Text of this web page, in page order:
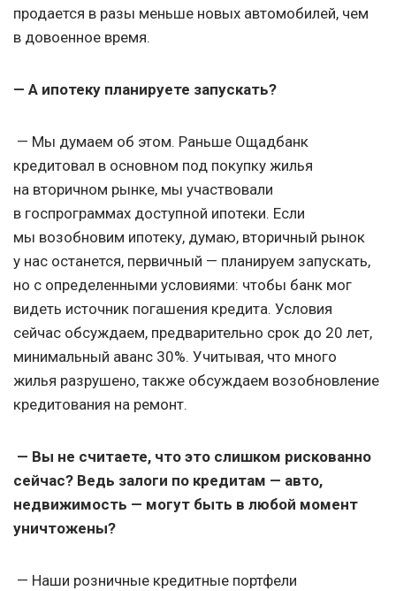
продается в разы меньше новых автомобилей, чем
в довоенное время.
— А ипотеку планируете запускать?
— Мы думаем об этом. Раньше Ощадбанк
кредитовал в основном под покупку жилья
на вторичном рынке, мы участвовали
в госпрограммах доступной ипотеки. Если
мы возобновим ипотеку, думаю, вторичный рынок
у нас останется, первичный — планируем запускать,
но с определенными условиями: чтобы банк мог
видеть источник погашения кредита. Условия
сейчас обсуждаем, предварительно срок до 20 лет,
минимальный аванс 30%. Учитывая, что много
жилья разрушено, также обсуждаем возобновление
кредитования на ремонт.
— Вы не считаете, что это слишком рискованно
сейчас? Ведь залоги по кредитам — авто,
недвижимость — могут быть в любой момент
уничтожены?
— Наши розничные кредитные портфели